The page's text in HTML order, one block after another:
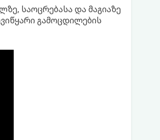
საოცრებასა და მაგიაზე
გამოცდილების